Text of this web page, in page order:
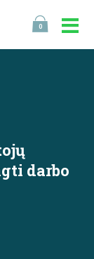
0
darbo